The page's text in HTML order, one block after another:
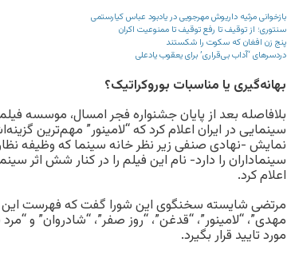
بازخوانی مرثیه داریوش مهرجویی در یادبود عباس کیارستمی
سنتوری؛ از توقیف تا رفع توقیف تا ممنوعیت اکران
پنج زن افغان که سکوت را شکستند
دردسرهای ‘آداب بی‌قراری’ برای یعقوب یادعلی
بهانه‌گیری یا مناسبات بوروکراتیک؟
بلافاصله بعد از پایان جشنواره فجر امسال، موسسه
سینمایی در ایران اعلام کرد که “لامینور” مهم‌ترین
نمایش -نهادی صنفی زیر نظر خانه سینما که وظیفه
سینماداران را دارد- نام این فیلم را در کنار شش اثر
اعلام کرد.
مرتضی شایسته سخنگوی این شورا گفت که فهرست این
مهدی”، “لامینور”، “قدغن”، “روز صفر”، “شادروان” و
مورد تایید قرار بگیرد.